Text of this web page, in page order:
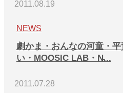
2011.08.19
NEWS
劇かま・おんなの河童・
い・MOOSIC LAB・N̵...
2011.07.28